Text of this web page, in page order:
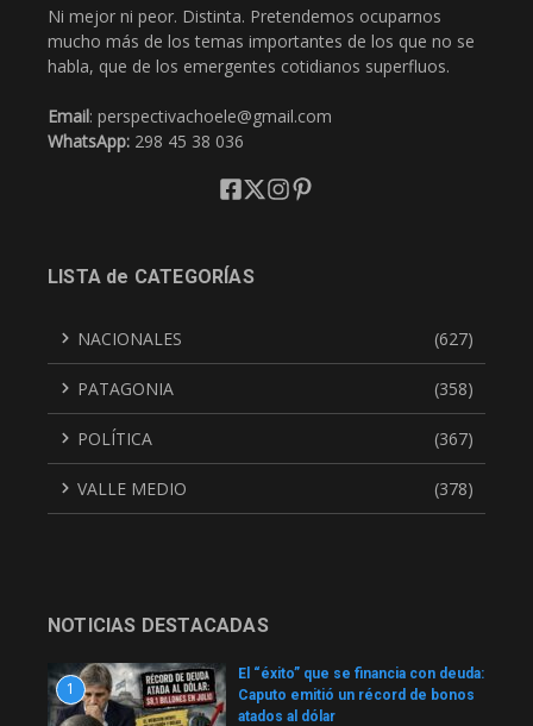
Ni mejor ni peor. Distinta. Pretendemos ocuparnos
mucho más de los temas importantes de los que no se
habla, que de los emergentes cotidianos superfluos.
Email: perspectivachoele@gmail.com
WhatsApp: 298 45 38 036
LISTA de CATEGORÍAS
NACIONALES (627)
PATAGONIA (358)
POLÍTICA (367)
VALLE MEDIO (378)
NOTICIAS DESTACADAS
1
El “éxito” que se financia con deuda:
Caputo emitió un récord de bonos
atados al dólar